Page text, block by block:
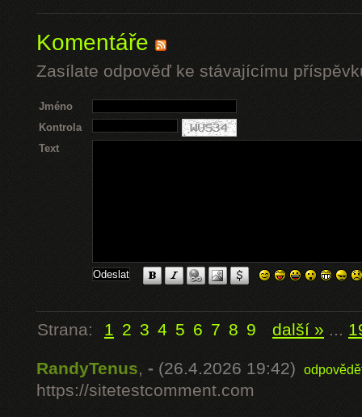
Komentáře
Zasílate odpověď ke stávajícímu
Jméno
Kontrola
Text
Strana: 1 2 3 4 5 6 7 8 9 další » ...
RandyTenus, - (26.4.2026 19:42)
https://sitetestcomment.com